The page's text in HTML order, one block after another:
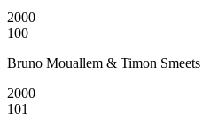
2000
100
Bruno Mouallem & Timon Smeets
2000
101